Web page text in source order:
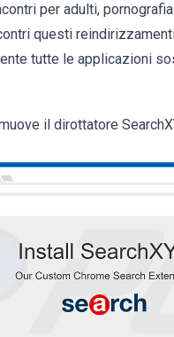
per adulti,
questi
tutte le applicazioni
il dirottatore